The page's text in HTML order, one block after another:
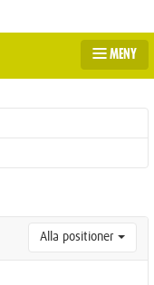
MENY
Alla positioner